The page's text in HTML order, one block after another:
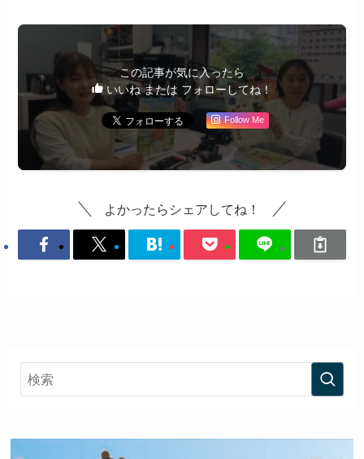
この記事が気に入ったら
いいね または フォローしてね！
Follow Me
よかったらシェアしてね！